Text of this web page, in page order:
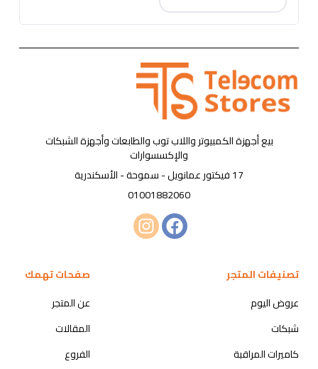
بيع أجهزة الكمبيوتر واللاب توب والطابعات وأجهزة الشبكات
والإكسسوارات
17 فيكتور عمانويل - سموحة - الأسكندرية
01001882060
تصنيفات المتجر
عروض اليوم
شبكات
كاميرات المراقبة
صفحات تهمك
عن المتجر
المقالات
الفروع